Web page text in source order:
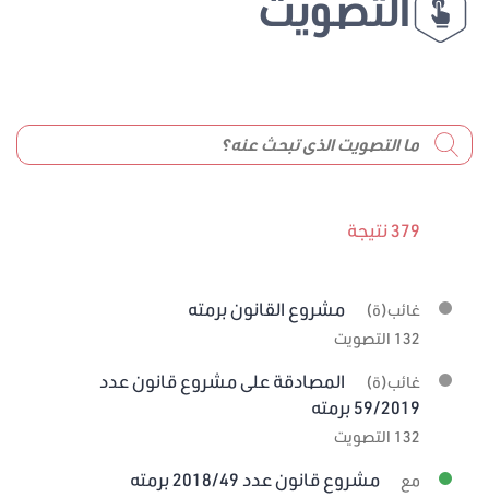
379 نتيجة
غائب(ة) مشروع القانون برمته
132 التصويت
غائب(ة)
المصادقة على مشروع قانون عدد
59/2019 برمته
132 التصويت
مع مشروع قانون عدد 2018/49 برمته